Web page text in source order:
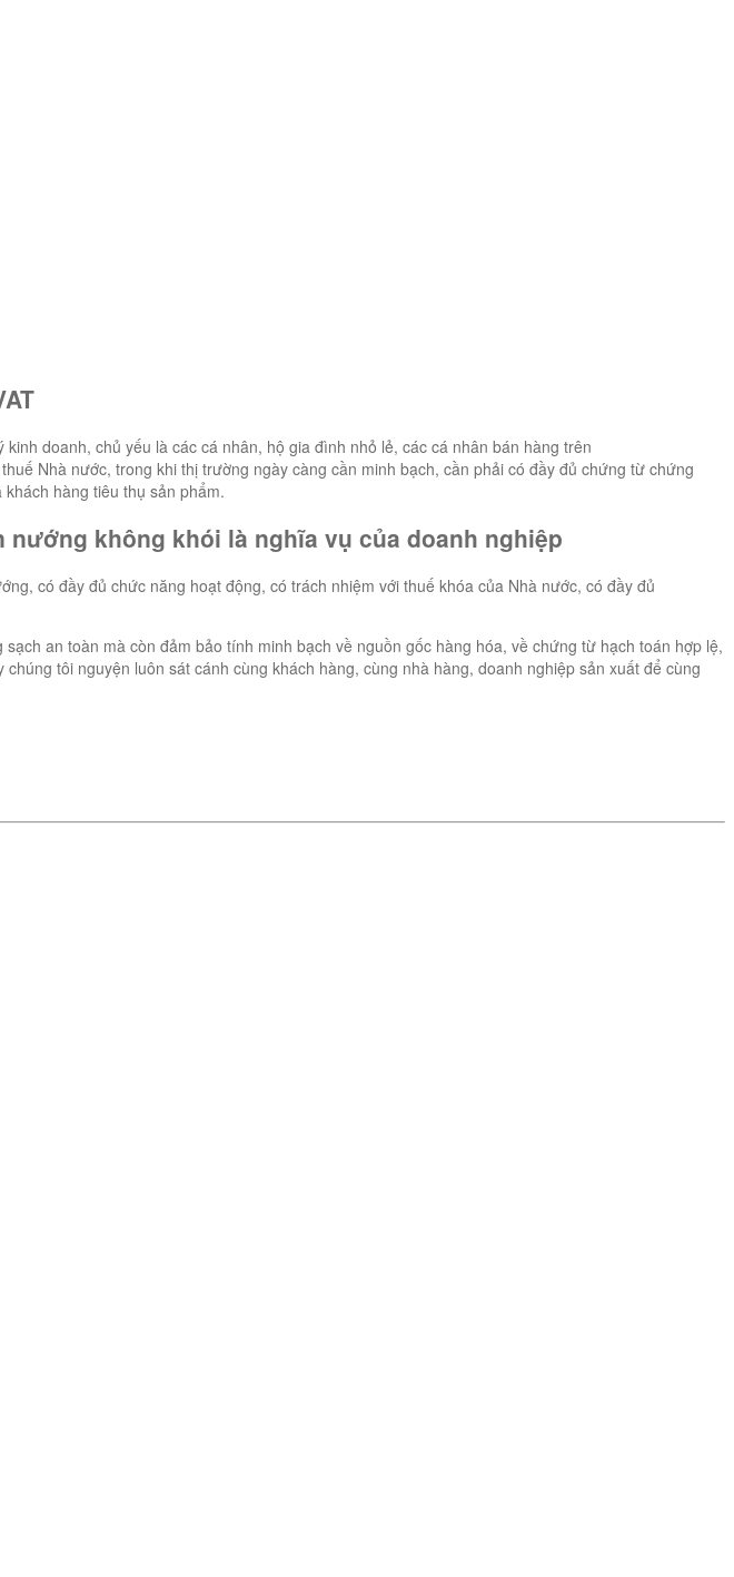
doanh, chủ yếu là các cá nhân, hộ gia đình nhỏ lẻ, các cá nhân bán hàng trên
Nhà nước, trong khi thị trường ngày càng cần minh bạch, cần phải có đầy đủ chứng từ chứng
hàng tiêu thụ sản phẩm.
không khói là nghĩa vụ của doanh nghiệp
có đầy đủ chức năng hoạt động, có trách nhiệm với thuế khóa của Nhà nước, có đầy đủ
an toàn mà còn đảm bảo tính minh bạch về nguồn gốc hàng hóa, về chứng từ hạch toán hợp lệ,
tôi nguyện luôn sát cánh cùng khách hàng, cùng nhà hàng, doanh nghiệp sản xuất để cùng